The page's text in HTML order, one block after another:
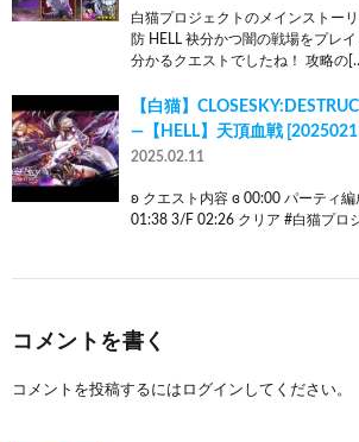
白猫プロジェクトのメインストー
防 HELL 袂分かつ闇の戦場をプレ
分かるクエストでしたね！ 攻略の
【白猫】
―【HELL】天頂血戦
2025.02.11
ʚ クエスト内容 ɞ 00:00 パーティ
01:38 3/F 02:26 クリア #白猫プロ
コメントを書く
コメントを投稿するには ログイン してください。